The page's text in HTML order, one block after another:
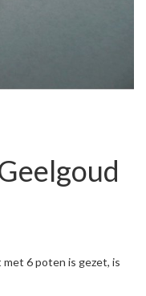
met 6 poten is gezet, is